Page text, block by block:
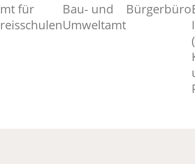
für
Bau- und
Umweltamt
Bürgerbüro